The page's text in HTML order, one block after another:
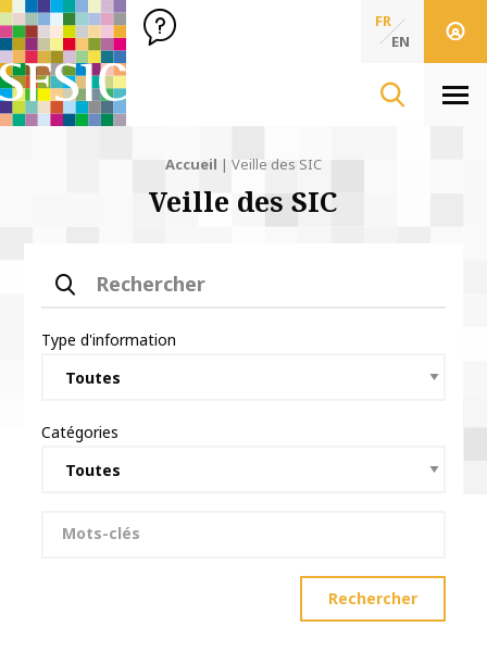
SFSIC Société Française des Sciences de l'Information & de
Société Française des Sciences
de l'Information
FR
EN
Accueil | Veille des SIC
Veille des SIC
Rechercher
Type d'information
Catégories
Mots-clés
Rechercher